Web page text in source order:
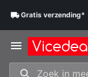
Gratisverzending*